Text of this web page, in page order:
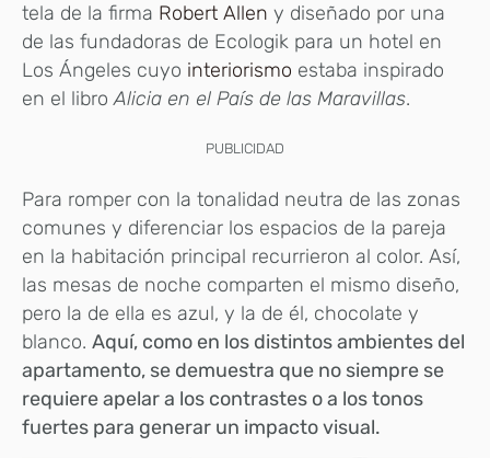
tela de la firma Robert Allen y diseñado por una
de las fundadoras de Ecologik para un hotel en
Los Ángeles cuyo interiorismo estaba inspirado
en el libroAlicia en el País de las Maravillas.
PUBLICIDAD
Para romper con la tonalidad neutra de las zonas
comunes y diferenciar los espacios de la pareja
en la habitación principal recurrieron al color. Así,
las mesas de noche comparten el mismo diseño,
pero la de ella es azul, y la de él, chocolate y
blanco. Aquí, como en los distintos ambientes del
apartamento, se demuestra que no siempre se
requiere apelar a los contrastes o a los tonos
fuertes para generar un impacto visual.